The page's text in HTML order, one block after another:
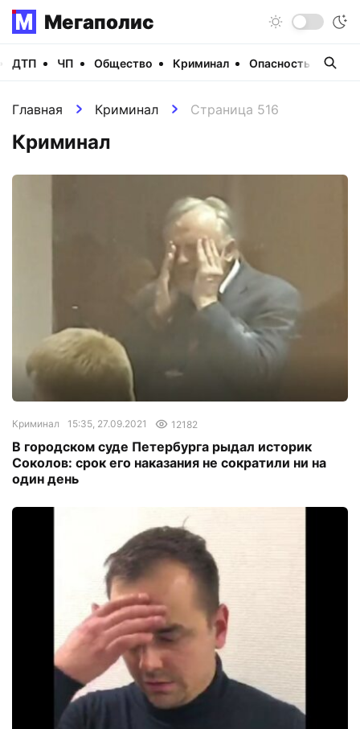
Мегаполис
ДТП ЧП Общество Криминал Опасность
Главная Криминал Страница 516
Криминал
Криминал 15:35, 27.09.2021 12182
В городском суде Петербурга рыдал историк
Соколов: срок его наказания не сократили ни на
один день